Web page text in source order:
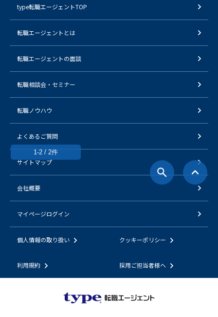
1-2 / 2件
type転職エージェントTOP
転職エージェントとは
転職エージェントの面談
転職相談会・セミナー
転職ノウハウ
よくあるご質問
サイトマップ
会社概要
マイページログイン
個人情報の取り扱い クッキーポリシー
利用規約 採用ご担当者様へ